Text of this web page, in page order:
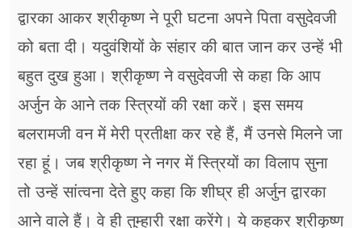
द्वारका आकर श्रीकृष्ण ने पूरी घटना अपने पिता वसुदेवजी
को बता दी। यदुवंशियों के संहार की बात जान कर उन्हें भी
बहुत दुख हुआ। श्रीकृष्ण ने वसुदेवजी से कहा कि आप
अर्जुन के आने तक स्त्रियों की रक्षा करें। इस समय
बलरामजी वन में मेरी प्रतीक्षा कर रहे हैं, मैं उनसे मिलने जा
रहा हूं। जब श्रीकृष्ण ने नगर में स्त्रियों का विलाप सुना
तो उन्हें सांत्वना देते हुए कहा कि शीघ्र ही अर्जुन द्वारका
आने वाले हैं। वे ही तुम्हारी रक्षा करेंगे। ये कहकर श्रीकृष्ण